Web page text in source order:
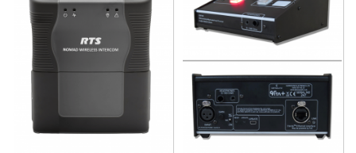
AP-1000-B
Coloris noir
Jusqu'à 10 beltpacks
VITA BB PLUS
Dante et AES67
2 circuits 4 fils
1 commentateur
Gros boutons
PoE uniquement